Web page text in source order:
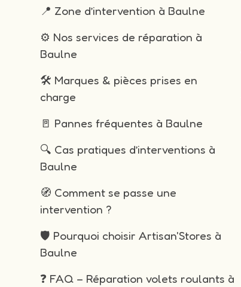
📍 Zone d’intervention à Baulne
⚙️ Nos services de réparation à
Baulne
🛠️ Marques & pièces prises en
charge
🚪 Pannes fréquentes à Baulne
🔍 Cas pratiques d’interventions à
Baulne
🧭 Comment se passe une
intervention ?
🛡️ Pourquoi choisir Artisan'Stores à
Baulne
❓ FAQ – Réparation volets roulants à